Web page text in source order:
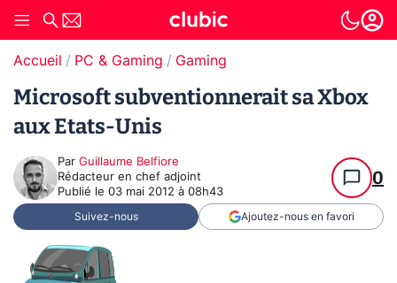
Accueil PC & Gaming Gaming
Microsoft subventionnerait sa Xbox
aux Etats-Unis
Par Guillaume Belfiore
Rédacteur en chef adjoint
Publié le 03 mai 2012 à 08h43
0
Suivez-nous Ajoutez-nous en favori